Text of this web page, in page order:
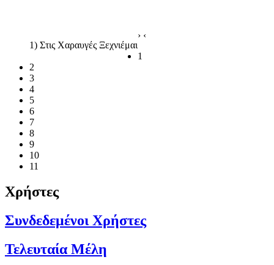
1) Στις Χαραυγές Ξεχνιέμαι
› ‹
1
2
3
4
5
6
7
8
9
10
11
Χρήστες
Συνδεδεμένοι Χρήστες
Τελευταία Μέλη